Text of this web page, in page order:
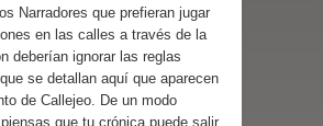
Narradores que prefieran jugar
en las calles a través de la
deberían ignorar las reglas
se detallan aquí que aparecen
de Callejeo. De un modo
que tu crónica puede salir